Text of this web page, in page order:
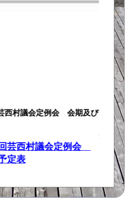
西村議会定例会 会期及び
芸西村議会定例会
定表
一般質
令和８
一般